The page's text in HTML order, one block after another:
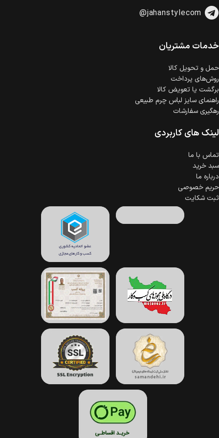
خرید اقساطی با شرایط آسان و بدون ضامن امکان‌پذیر
است.
گارانتی معتبر برای تمامی محصولات ارائه می‌شود.
@jahanstylecom
خدمات مشتریان
حمل‌ و تحویل کالا
روش‌های پرداخت
برگشت یا تعویض کالا
راهنمای سایز لباس چرم طبیعی
رهگیری سفارشات
لینک های کاربردی
تماس با ما
سبد خرید
درباره ما
حریم خصوصی
ثبت شکایت